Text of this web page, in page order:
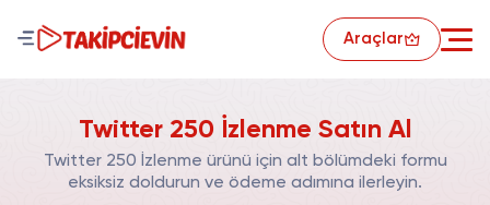
Araçlar
Twitter 250 İzlenme Satın Al
Twitter 250 İzlenme ürünü için alt bölümdeki formu
eksiksiz doldurun ve ödeme adımına ilerleyin.